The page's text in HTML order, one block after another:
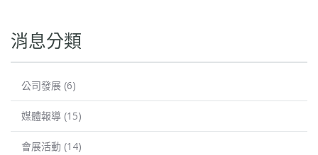
消息分類
公司發展 (6)
媒體報導 (15)
會展活動 (14)